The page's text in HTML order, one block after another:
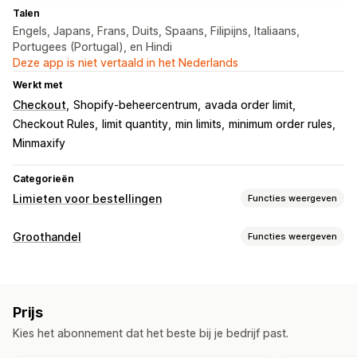
Talen
Engels, Japans, Frans, Duits, Spaans, Filipijns, Italiaans,
Portugees (Portugal), en Hindi
Deze app is niet vertaald in het Nederlands
Werkt met
Checkout Shopify-beheercentrum avada order limit
Checkout Rules
limit quantity min limits minimum order rules
Minmaxify
Categorieën
Limieten voor bestellingen Functies weergeven
Beperkingsregels
Collectiespecifiek
Groothandel Functies weergeven
Bestellingenbeheer
Prijs
Kies het abonnement dat het beste bij je bedrijf past.